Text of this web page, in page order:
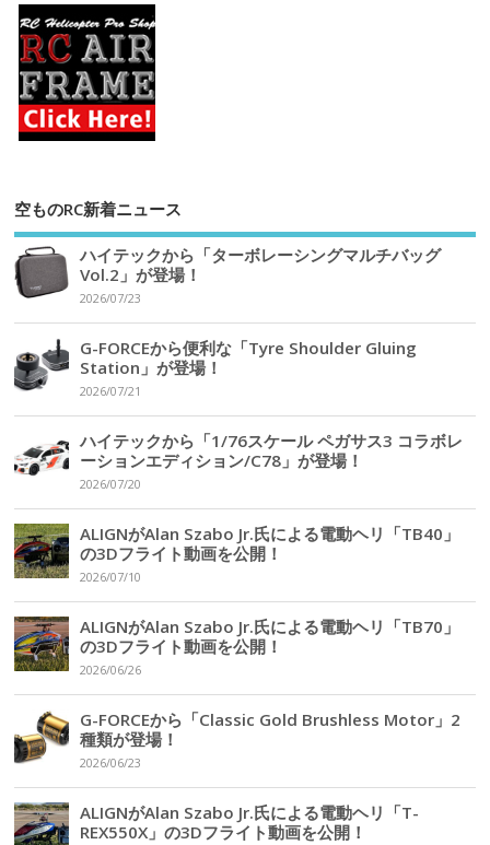
空ものRC新着ニュース
ハイテックから「ターボレーシングマルチバッグ
Vol.2」が登場！
2026/07/23
G-FORCEから便利な「Tyre Shoulder Gluing
Station」が登場！
2026/07/21
ハイテックから「1/76スケール ペガサス3 コラボレ
ーションエディション/C78」が登場！
2026/07/20
ALIGNがAlan Szabo Jr.氏による電動ヘリ「TB40」
の3Dフライト動画を公開！
2026/07/10
ALIGNがAlan Szabo Jr.氏による電動ヘリ「TB70」
の3Dフライト動画を公開！
2026/06/26
G-FORCEから「Classic Gold Brushless Motor」2
種類が登場！
2026/06/23
ALIGNがAlan Szabo Jr.氏による電動ヘリ「T-
REX550X」の3Dフライト動画を公開！